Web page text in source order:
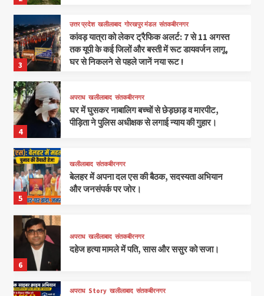
3
उत्तर प्रदेश खलीलाबाद गोरखपुर मंडल संतकबीरनगर
कांवड़ यात्रा को लेकर ट्रैफिक अलर्ट: 7 से 11 अगस्त
तक यूपी के कई जिलों और बस्ती में रूट डायवर्जन लागू,
घर से निकलने से पहले जानें नया रूट !
4
अपराध खलीलाबाद संतकबीरनगर
घर में घुसकर नाबालिग बच्चों से छेड़छाड़ व मारपीट,
पीड़िता ने पुलिस अधीक्षक से लगाई न्याय की गुहार।
5
खलीलाबाद संतकबीरनगर
बेलहर में अपना दल एस की बैठक, सदस्यता अभियान
और जनसंपर्क पर जोर।
6
अपराध खलीलाबाद संतकबीरनगर
दहेज हत्या मामले में पति, सास और ससुर को सजा।
अपराध Story खलीलाबाद संतकबीरनगर